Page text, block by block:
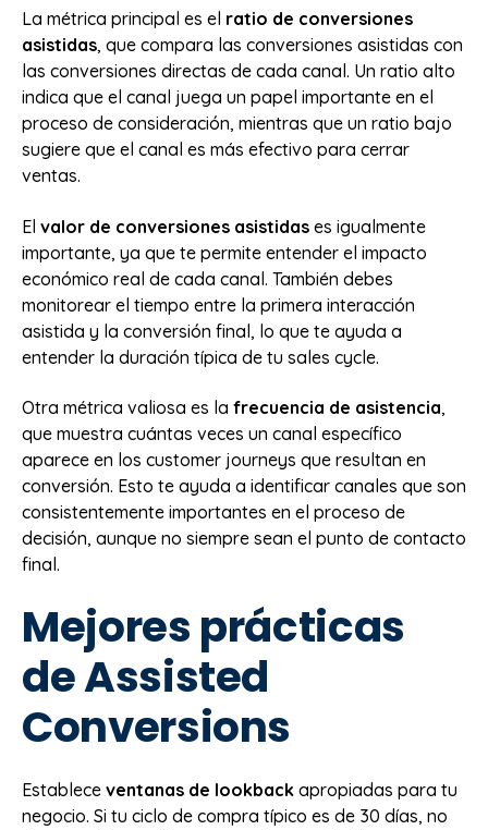
La métrica principal es el ratio de conversiones
asistidas, que compara las conversiones asistidas con
las conversiones directas de cada canal. Un ratio alto
indica que el canal juega un papel importante en el
proceso de consideración, mientras que un ratio bajo
sugiere que el canal es más efectivo para cerrar
ventas.
El valor de conversiones asistidas es igualmente
importante, ya que te permite entender el impacto
económico real de cada canal. También debes
monitorear el tiempo entre la primera interacción
asistida y la conversión final, lo que te ayuda a
entender la duración típica de tu sales cycle.
Otra métrica valiosa es la frecuencia de asistencia,
que muestra cuántas veces un canal específico
aparece en los customer journeys que resultan en
conversión. Esto te ayuda a identificar canales que son
consistentemente importantes en el proceso de
decisión, aunque no siempre sean el punto de contacto
final.
Mejores prácticas
de Assisted
Conversions
Establece ventanas de lookback apropiadas para tu
negocio. Si tu ciclo de compra típico es de 30 días, no